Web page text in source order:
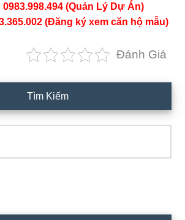
(Quản Lý Dự Án)
(Đăng ký xem căn hộ mẫu)
Đánh Giá
Tìm Kiếm